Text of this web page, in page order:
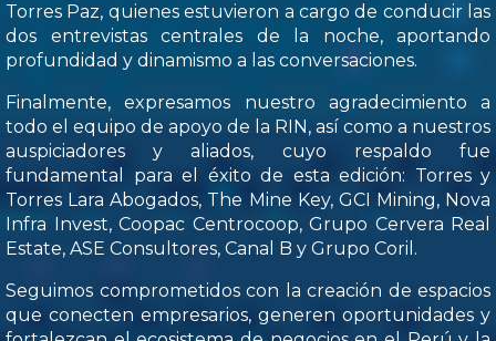
Torres Paz, quienes estuvieron a cargo de conducir las
dos entrevistas centrales de la noche, aportando
profundidad y dinamismo a las conversaciones.
Finalmente, expresamos nuestro agradecimiento a
todo el equipo de apoyo de la RIN, así como a nuestros
auspiciadores y aliados, cuyo respaldo fue
fundamental para el éxito de esta edición: Torres y
Torres Lara Abogados, The Mine Key, GCI Mining, Nova
Infra Invest, Coopac Centrocoop, Grupo Cervera Real
Estate, ASE Consultores, Canal B y Grupo Coril.
Seguimos comprometidos con la creación de espacios
que conecten empresarios, generen oportunidades y